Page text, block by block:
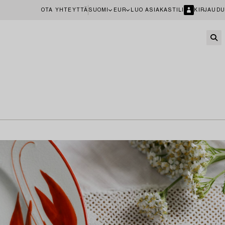
OTA YHTEYTTÄ SUOMI EUR LUO ASIAKASTILI KIRJAUDU